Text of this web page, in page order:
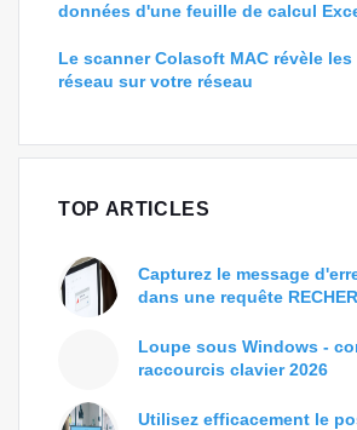
données d'une feuille de calcul
Le scanner Colasoft MAC révèle
réseau sur votre réseau
TOP ARTICLES
Capturez le message
dans une requête
Loupe sous Windows -
raccourcis clavier 2026
Utilisez efficacement le